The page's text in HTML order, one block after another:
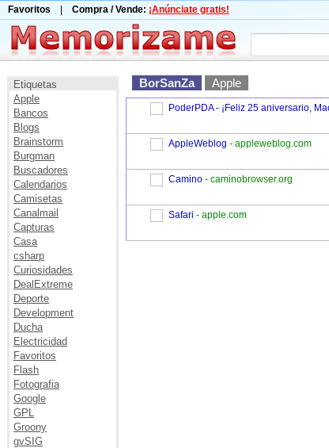
Favoritos Compra / Vende: ¡Anúnciate gratis!
Etiquetas
Apple
Bancos
Blogs
Brainstorm
Burgman
Buscadores
Calendarios
Camisetas
Canalmail
Capturas
Casa
csharp
Curiosidades
DealExtreme
Deporte
Development
Ducha
Electricidad
Favoritos
Flash
Fotografia
Google
GPL
Groony
gvSIG
BorSanZa Apple
PoderPDA - ¡Feliz 25 aniversario,
AppleWeblog - appleweblog.com
Camino - caminobrowser.org
Safari - apple.com